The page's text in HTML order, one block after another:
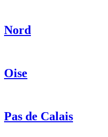
Nord
Oise
Pas de Calais